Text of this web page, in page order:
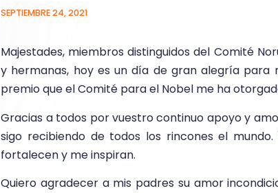
SEPTIEMBRE 24, 2021
Majestades, miembros distinguidos del Comité
y hermanas, hoy es un día de gran alegría para
premio que el Comité para el Nobel me ha
Gracias a todos por vuestro continuo apoyo y
sigo recibiendo de todos los rincones el
fortalecen y me inspiran.
Quiero agradecer a mis padres su amor